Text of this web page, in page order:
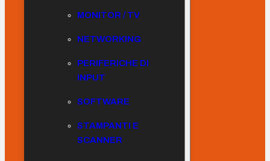
MONITOR / TV
NETWORKING
PERIFERICHE DI
INPUT
SOFTWARE
STAMPANTI E
SCANNER